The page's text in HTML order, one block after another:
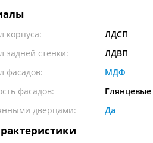
корпуса:
ЛДСП
задней стенки:
ЛДВП
фасадов:
МДФ
фасадов:
Глянцевые
дверцами:
Да